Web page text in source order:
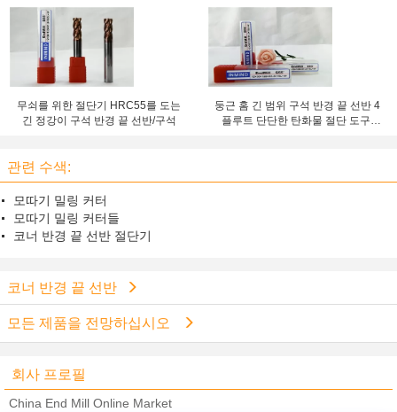
무쇠를 위한 절단기 HRC55를 도는
긴 정강이 구석 반경 끝 선반/구석
둥근 홈 긴 범위 구석 반경 끝 선반 4
플루트 단단한 탄화물 절단 도구,
관련 수색:
모따기 밀링 커터
모따기 밀링 커터들
코너 반경 끝 선반 절단기
코너 반경 끝 선반
모든 제품을 전망하십시오
회사 프로필
China End Mill Online Market